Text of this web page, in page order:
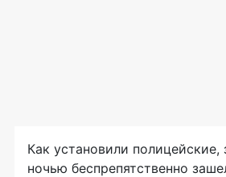
Как установили
ночью беспрепятственно